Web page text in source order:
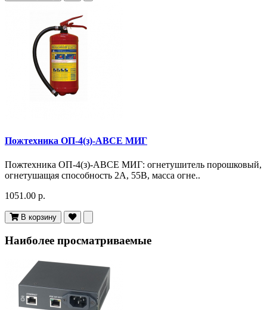
Пожтехника ОП-4(з)-АВСЕ МИГ
Пожтехника ОП-4(з)-АВСЕ МИГ: огнетушитель порошковый,
огнетушащая способность 2А, 55В, масса огне..
1051.00 р.
В корзину
Наиболее просматриваемые